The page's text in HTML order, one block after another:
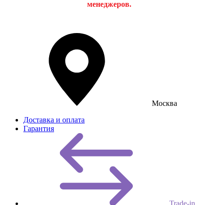
менеджеров.
Москва
Доставка и оплата
Гарантия
Trade-in